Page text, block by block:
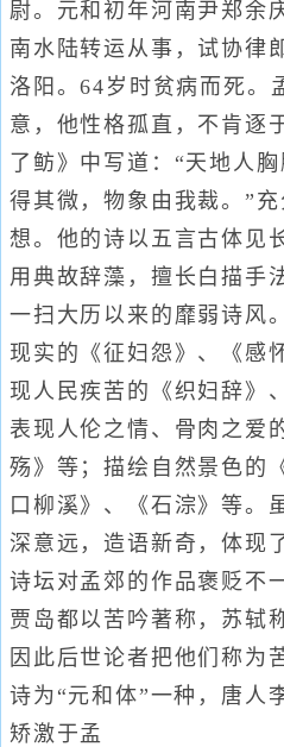
尉。元和初年河南尹郑余
南水陆转运从事，试协律
洛阳。64岁时贫病而死。
意，他性格孤直，不肯逐
了鲂》中写道：“天地人
得其微，物象由我裁。”
想。他的诗以五言古体见
用典故辞藻，擅长白描手
一扫大历以来的靡弱诗风
现实的《征妇怨》、《感
现人民疾苦的《织妇辞》
表现人伦之情、骨肉之爱
殇》等；描绘自然景色的
口柳溪》、《石淙》等。
深意远，造语新奇，体现
诗坛对孟郊的作品褒贬不
贾岛都以苦吟著称，苏轼
因此后世论者把他们称为
诗为“元和体”一种，唐人
矫激于孟